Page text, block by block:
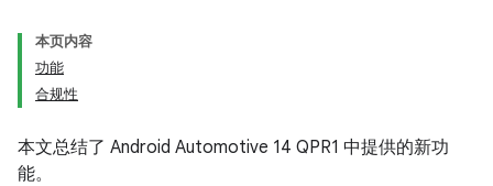
本页内容
功能
合规性
本文总结了 Android Automotive 14 QPR1 中提供的新功
能。